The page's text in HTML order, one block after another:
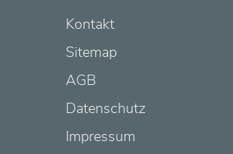
Kontakt
Sitemap
AGB
Datenschutz
Impressum